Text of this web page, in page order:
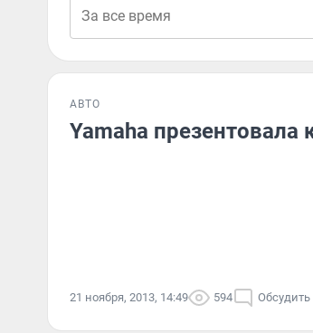
АВТО
Yamaha
21 ноября, 2013, 14:49 594 Обсудить